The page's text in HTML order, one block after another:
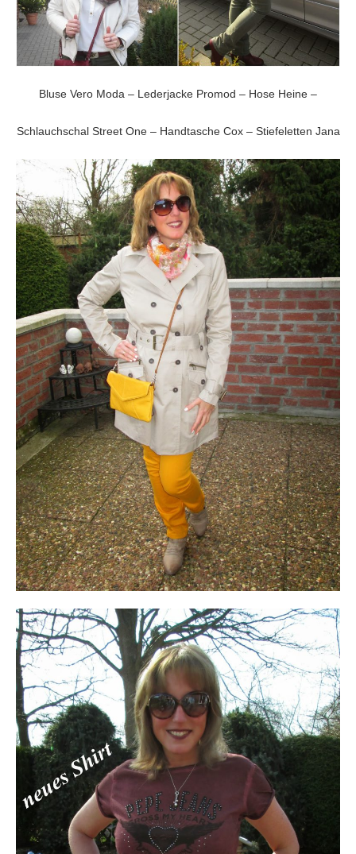
Bluse Vero Moda – Lederjacke Promod – Hose Heine –
Schlauchschal Street One – Handtasche Cox – Stiefeletten Jana